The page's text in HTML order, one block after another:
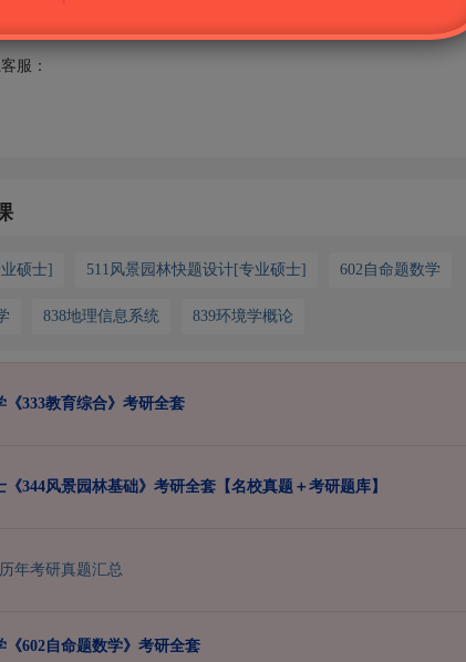
服：
硕士] 511风景园林快题设计[专业硕士] 602自命题数学
838地理信息系统 839环境学概论
《333教育综合》考研全套
《344风景园林基础》考研全套【名校真题＋考研题库】
年考研真题汇总
《602自命题数学》考研全套